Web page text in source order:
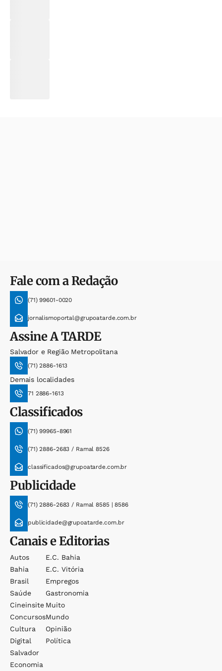
Fale com a Redação
(71) 99601-0020
jornalismoportal@grupoatarde.com.br
AssineA TARDE
Salvador e Região Metropolitana
(71) 2886-1613
Demais localidades
71 2886-1613
Classificados
(71) 99965-8961
(71) 2886-2683 / Ramal 8526
classificados@grupoatarde.com.br
Publicidade
(71) 2886-2683 / Ramal 8585 | 8586
publicidade@grupoatarde.com.br
Canais e Editorias
Autos
Bahia
Brasil
Saúde
Cineinsite
Concursos
Cultura
Digital
Salvador
Economia
E.c. Bahia
E.c. Vitória
Empregos
Gastronomia
Muito
Mundo
Opinião
Política